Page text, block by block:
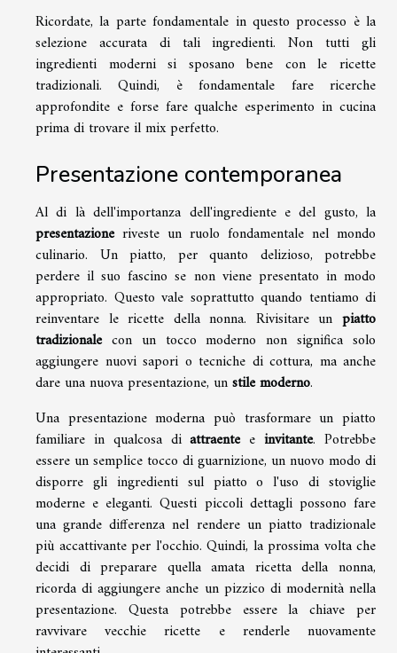
Ricordate, la parte fondamentale in questo processo è la
selezione accurata di tali ingredienti. Non tutti gli
ingredienti moderni si sposano bene con le ricette
tradizionali. Quindi, è fondamentale fare ricerche
approfondite e forse fare qualche esperimento in cucina
prima di trovare il mix perfetto.
Presentazione contemporanea
Al di là dell'importanza dell'ingrediente e del gusto, la
presentazioneriveste un ruolo fondamentale nel mondo
culinario. Un piatto, per quanto delizioso, potrebbe
perdere il suo fascino se non viene presentato in modo
appropriato. Questo vale soprattutto quando tentiamo di
reinventare le ricette della nonna. Rivisitare un piatto
tradizionalecon un tocco moderno non significa solo
aggiungere nuovi sapori o tecniche di cottura, ma anche
dare una nuova presentazione, unstile moderno.
Una presentazione moderna può trasformare un piatto
familiare in qualcosa diattraenteeinvitante. Potrebbe
essere un semplice tocco di guarnizione, un nuovo modo di
disporre gli ingredienti sul piatto o l'uso di stoviglie
moderne e eleganti. Questi piccoli dettagli possono fare
una grande differenza nel rendere un piatto tradizionale
più accattivante per l'occhio. Quindi, la prossima volta che
decidi di preparare quella amata ricetta della nonna,
ricorda di aggiungere anche un pizzico di modernità nella
presentazione. Questa potrebbe essere la chiave per
ravvivare vecchie ricette e renderle nuovamente